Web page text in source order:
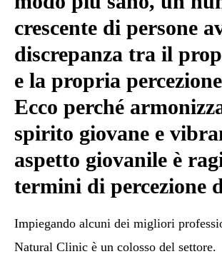
crescente di persone
discrepanza tra il
e la propria
Ecco perché
spirito giovane e
aspetto giovanile è
termini di percezione
Impiegando alcuni dei migliori
Natural Clinic è un colosso del settore.